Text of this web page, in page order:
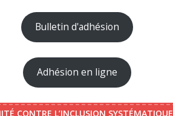
Bulletin d'adhésion
Adhésion en ligne
CONTRE L’INCLUSION SYSTÉMATIQUE